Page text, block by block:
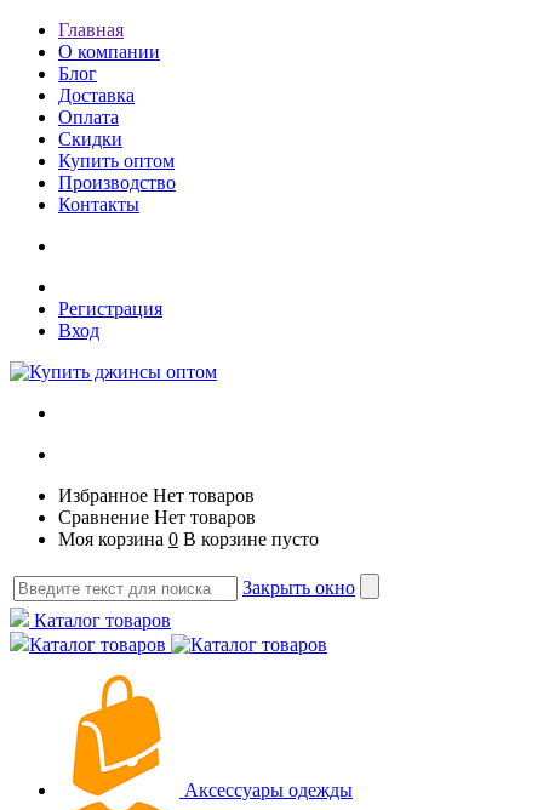
Главная
О компании
Блог
Доставка
Оплата
Скидки
Купить оптом
Производство
Контакты
Регистрация
Вход
Избранное Нет товаров
Сравнение Нет товаров
Моя корзина 0 В корзине пусто
Закрыть окно
Каталог товаров
Каталог товаров
Аксессуары одежды